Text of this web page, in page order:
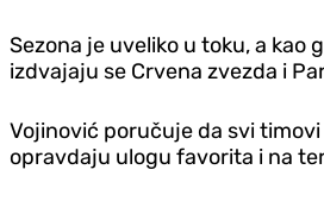
Sezona je uveliko u toku, a kao
izdvajaju se Crvena zvezda i
Vojinović poručuje da svi
opravdaju ulogu favorita i na